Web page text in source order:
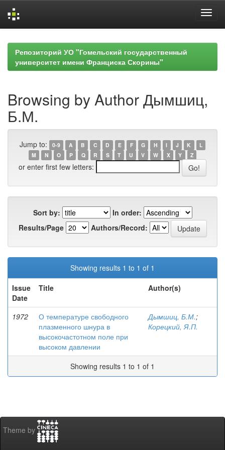
navigationРепозиторий УО "Гомельский государственный
университет имени Франциска Скорины"
Browsing by Author Дымшиц,
Б.М.
Jump to: 0-9 A B C D E F G H I J K
L
M
N O P Q R S T U V W X Y Z
or enter first few letters:
Sort by:
In order:
Results/Page
Authors/Record:
Showing results 1 to 1 of 1
Issue
Date
Title Author(s)
1972
О температуре свободного
плазменного шнура в
высокочастотном поле при
высоком давлении
Дымшиц, Б.М.;
Корецкий, Я.П.
Showing results 1 to 1 of 1
Theme by